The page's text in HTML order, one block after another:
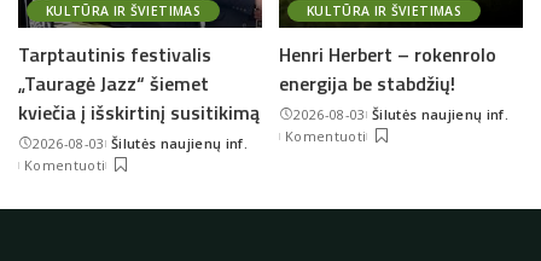
KULTŪRA IR ŠVIETIMAS
Tarptautinis festivalis
„Tauragė Jazz“ šiemet
kviečia į išskirtinį susitikimą
2026-08-03Posted
by
Šilutės naujienų inf.
Komentuoti
KULTŪRA IR ŠVIETIMAS
Henri Herbert – rokenrolo
energija be stabdžių!
2026-08-03Posted
by
Šilutės naujienų inf.
Komentuoti